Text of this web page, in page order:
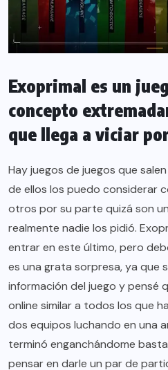
Exoprimal es un
concepto
que llega a viciar
Hay juegos de juegos que
de ellos los puedo considerar
otros por su parte quizá son
realmente nadie los pidió.
entrar en este último, pero
es una grata sorpresa, ya que
información del juego y pensé
online similar a todos los que
dos equipos luchando en una
terminó enganchándome
pensar en darle un par de